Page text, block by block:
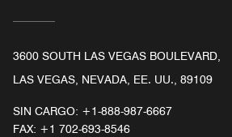
3600 SOUTH LAS VEGAS BOULEVARD,
LAS VEGAS, NEVADA, EE. UU., 89109
SIN CARGO: +1-888-987-6667
FAX: +1 702-693-8546